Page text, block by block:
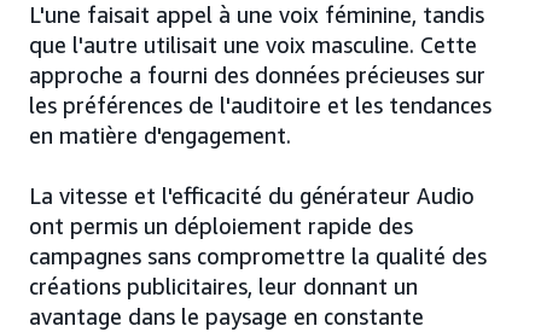
L'une faisait appel à une voix féminine, tandis
que l'autre utilisait une voix masculine. Cette
approche a fourni des données précieuses sur
les préférences de l'auditoire et les tendances
en matière d'engagement.
La vitesse et l'efficacité du générateur Audio
ont permis un déploiement rapide des
campagnes sans compromettre la qualité des
créations publicitaires, leur donnant un
avantage dans le paysage en constante